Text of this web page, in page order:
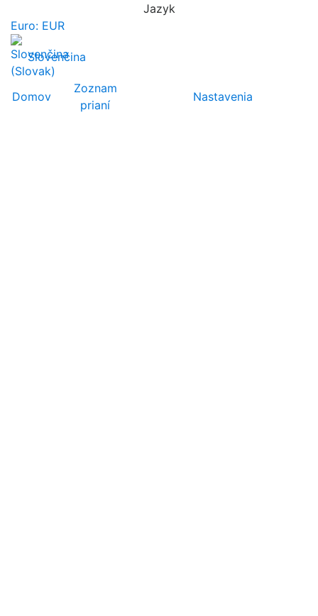
Jazyk
Euro: EUR
Slovenčina
Domov
Zoznam
prianí
Nastavenia